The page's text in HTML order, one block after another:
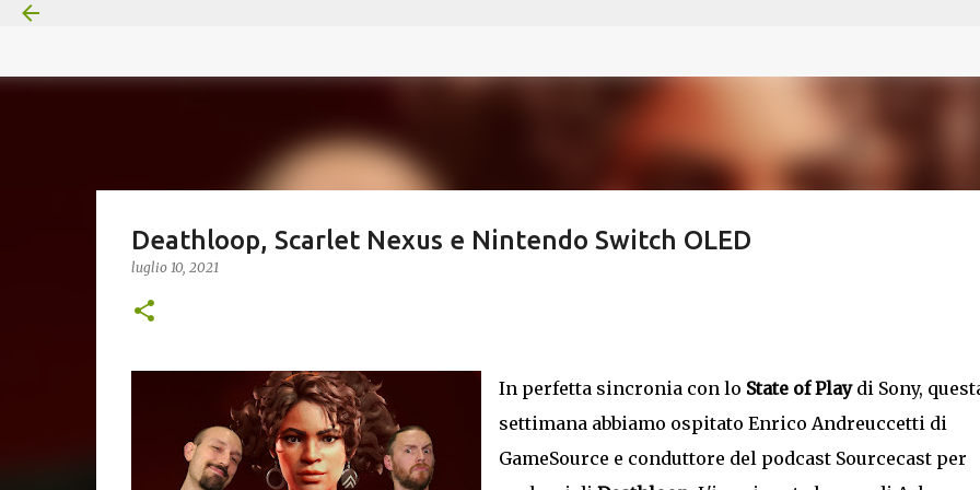
Deathloop, Scarlet Nexus e Nintendo Switch OLED
luglio 10, 2021
In perfetta sincronia con lo State of Playdi Sony,
settimana abbiamo ospitato Enrico Andreuccetti di
GameSource e conduttore del podcast Sourcecast per